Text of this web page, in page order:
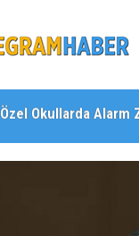
"Toprağını Kaybeden